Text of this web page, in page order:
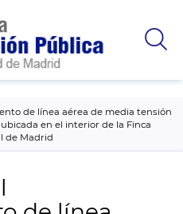
de línea aérea de media tensión
ubicada en el interior de la Finca
de Madrid